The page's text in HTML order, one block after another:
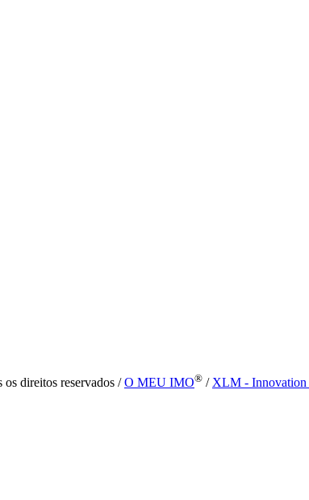
direitos reservados /O MEU IMO® / XLM -